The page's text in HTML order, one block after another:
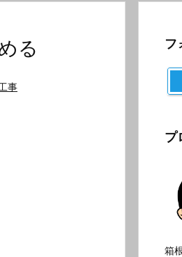
る
事
フ
プ
箱